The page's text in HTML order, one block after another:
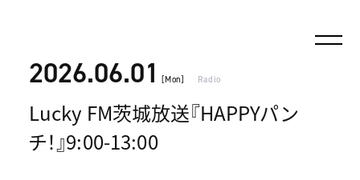
2026.06.01 [Mon] Radio
Lucky FM茨城放送『HAPPYパン
チ！』9:00-13:00